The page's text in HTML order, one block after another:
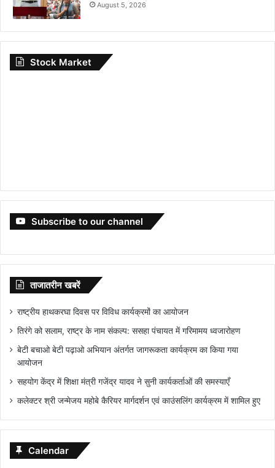
August 5, 2026
Stock Market
Subscribe to our channel
ताजातरीन खबरें
राष्ट्रीय हाथकरघा दिवस पर विविध कार्यक्रमों का आयोजन
तिरंगे को सलाम, राष्ट्र के नाम संकल्प: ससहा पंचायत में गरिमामय ध्वजारोहण
बेटी बचाओ बेटी पढ़ाओ अभियान अंतर्गत जागरूकता कार्यक्रम का किया गया
आयोजन
सहयोग केंद्र में शिक्षा मंत्री गजेंद्र यादव ने सुनी कार्यकर्ताओं की समस्याएँ
कलेक्टर श्री जन्मेजय महोबे कैरियर मार्गदर्शन एवं काउंसलिंग कार्यक्रम में शामिल हुए
Calendar